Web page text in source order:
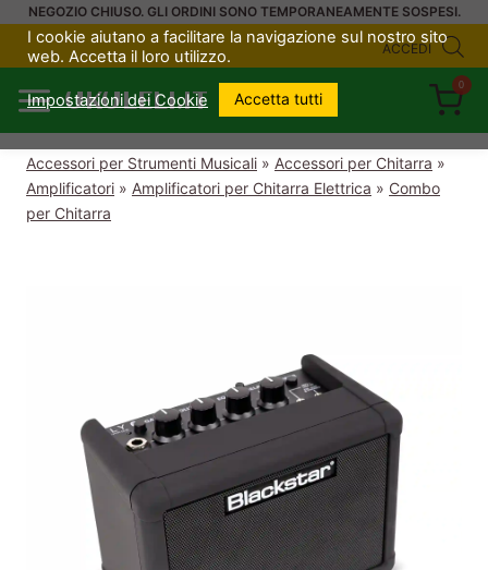
SaltaNEGOZIO CHIUSO. GLI ORDINI SONO TEMPORANEAMENTE SOSPESI.
ACCEDI
UKULELI.IT
0
Accessori per Strumenti Musicali » Accessori per Chitarra »
Amplificatori » Amplificatori per Chitarra Elettrica » Combo
per Chitarra
I cookie aiutano a facilitare la navigazione sul nostro sito
web. Accetta il loro utilizzo.
Impostazioni dei Cookie Accetta tutti